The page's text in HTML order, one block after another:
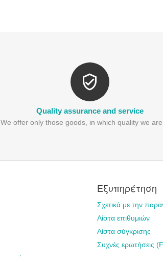
Quality assurance and service
We offer only those goods, in which quality we
Εξυπηρέτηση
Σχετικά με την
Λίστα επιθυμιών
Λίστα σύγκρισης
Συχνές ερωτήσεις